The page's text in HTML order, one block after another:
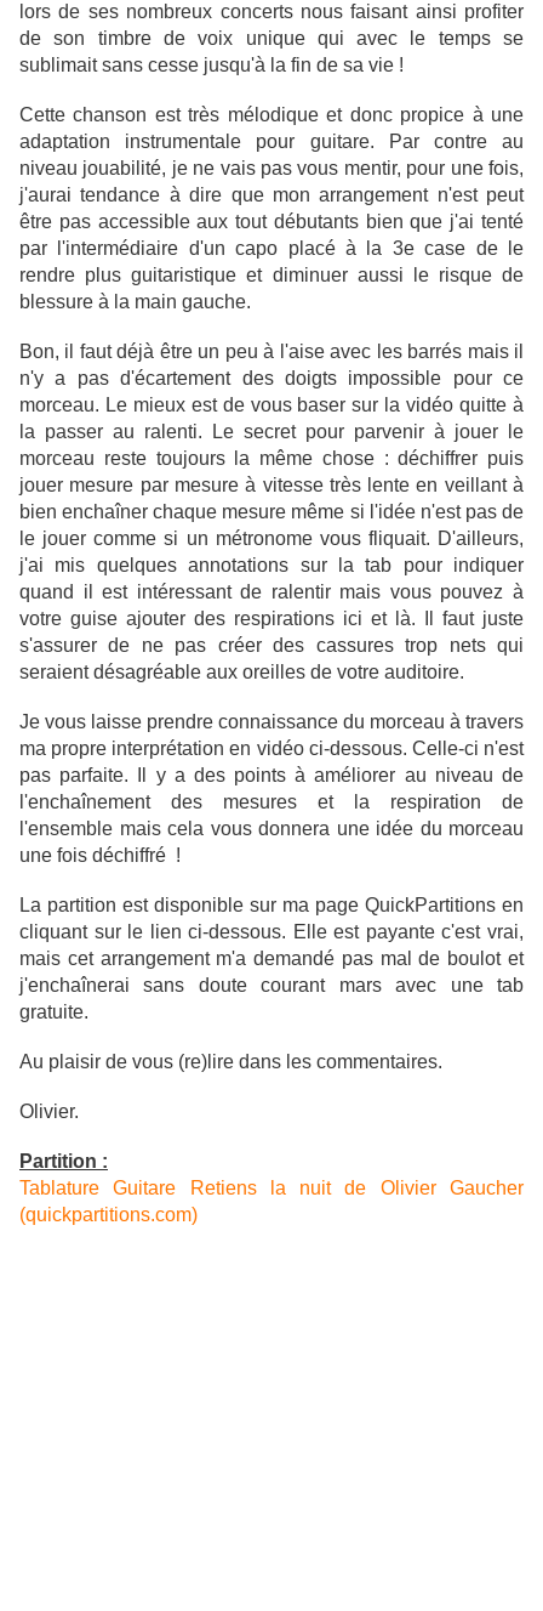
lors de ses nombreux concerts nous faisant ainsi profiter
de son timbre de voix unique qui avec le temps se
sublimait sans cesse jusqu'à la fin de sa vie !
Cette chanson est très mélodique et donc propice à une
adaptation instrumentale pour guitare. Par contre au
niveau jouabilité, je ne vais pas vous mentir, pour une fois,
j'aurai tendance à dire que mon arrangement n'est peut
être pas accessible aux tout débutants bien que j'ai tenté
par l'intermédiaire d'un capo placé à la 3e case de le
rendre plus guitaristique et diminuer aussi le risque de
blessure à la main gauche.
Bon, il faut déjà être un peu à l'aise avec les barrés mais il
n'y a pas d'écartement des doigts impossible pour ce
morceau. Le mieux est de vous baser sur la vidéo quitte à
la passer au ralenti. Le secret pour parvenir à jouer le
morceau reste toujours la même chose : déchiffrer puis
jouer mesure par mesure à vitesse très lente en veillant à
bien enchaîner chaque mesure même si l'idée n'est pas de
le jouer comme si un métronome vous fliquait. D'ailleurs,
j'ai mis quelques annotations sur la tab pour indiquer
quand il est intéressant de ralentir mais vous pouvez à
votre guise ajouter des respirations ici et là. Il faut juste
s'assurer de ne pas créer des cassures trop nets qui
seraient désagréable aux oreilles de votre auditoire.
Je vous laisse prendre connaissance du morceau à travers
ma propre interprétation en vidéo ci-dessous. Celle-ci n'est
pas parfaite. Il y a des points à améliorer au niveau de
l'enchaînement des mesures et la respiration de
l'ensemble mais cela vous donnera une idée du morceau
une fois déchiffré !
La partition est disponible sur ma page QuickPartitions en
cliquant sur le lien ci-dessous. Elle est payante c'est vrai,
mais cet arrangement m'a demandé pas mal de boulot et
j'enchaînerai sans doute courant mars avec une tab
gratuite.
Au plaisir de vous (re)lire dans les commentaires.
Olivier.
Partition :
Tablature Guitare Retiens la nuit de Olivier Gaucher
(quickpartitions.com)